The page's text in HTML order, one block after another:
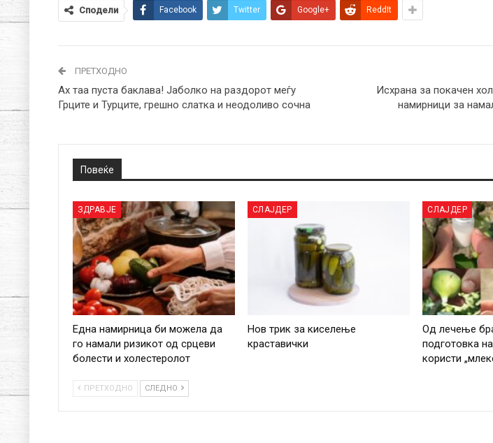
Сподели Facebook Twitter Google+ ReddIt
ПРЕТХОДНО
Ах таа пуста баклава! Јаболко на раздорот меѓу
Грците и Турците, грешно слатка и неодоливо сочна
Исхрана за покачен
намирници за
Повеќе
ЗДРАВЈЕ
Една намирница би можела да
го намали ризикот од срцеви
болести и холестеролот
СЛАЈДЕР
Нов трик за киселење
краставички
СЛАЈДЕР
Од лечење
подготовка
користи
ПРЕТХОДНО СЛЕДНО